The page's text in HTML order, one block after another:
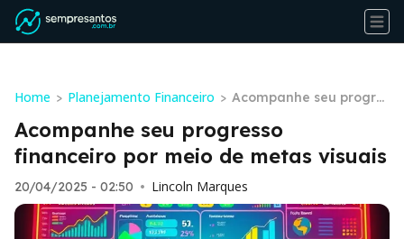
Home > Planejamento Financeiro > Acompanhe seu progre
de metas visuais
Acompanhe seu progresso
financeiro por meio de metas visuais
20/04/2025 - 02:50 • Lincoln Marques